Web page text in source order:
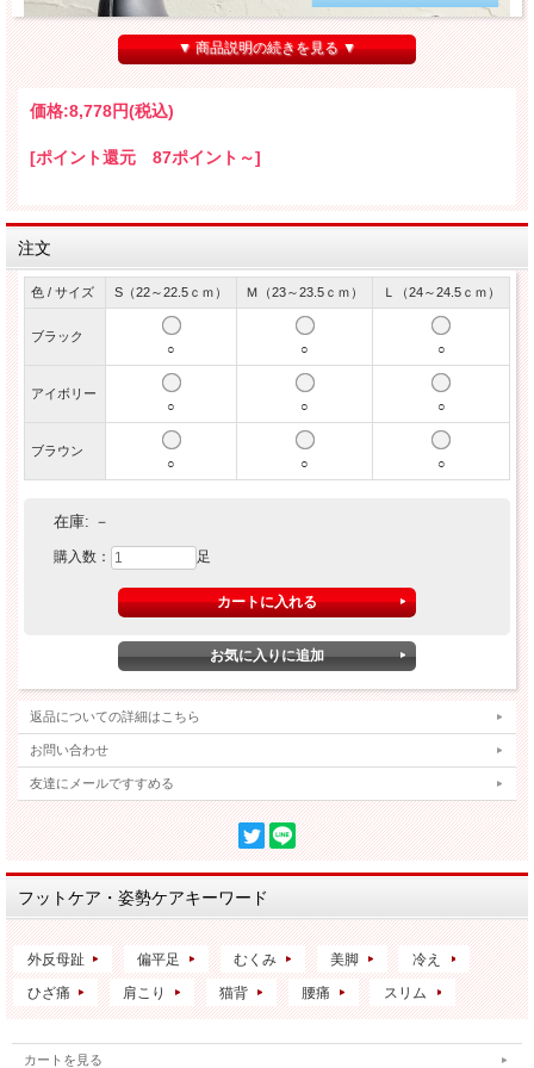
▼ 商品説明の続きを見る ▼
価格:8,778円(税込)
[ポイント還元 87ポイント～]
注文
色 / サイズ S（22～22.5ｃｍ） Ｍ（23～23.5ｃｍ） Ｌ（24～24.5ｃｍ）
ブラック
○
○ ○
アイボリー
○
○ ○
ブラウン
○
○ ○
在庫: －
購入数： 足
返品についての詳細はこちら
お問い合わせ
友達にメールですすめる
フットケア・姿勢ケアキーワード
外反母趾 偏平足 むくみ 美脚 冷え
ひざ痛 肩こり 猫背 腰痛 スリム
カートを見る